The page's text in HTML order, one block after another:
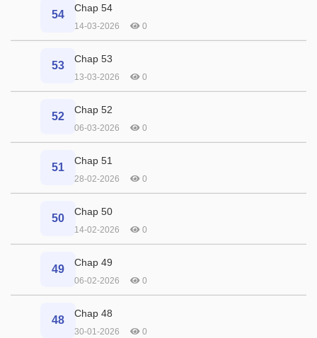
54
Chap 54
14-03-2026 0
53
Chap 53
13-03-2026 0
52
Chap 52
06-03-2026 0
51
Chap 51
28-02-2026 0
50
Chap 50
14-02-2026 0
49
Chap 49
06-02-2026 0
48
Chap 48
30-01-2026 0